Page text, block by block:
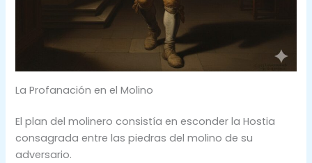
La Profanación en el Molino
El plan del molinero consistía en esconder la Hostia
consagrada entre las piedras del molino de su
adversario.